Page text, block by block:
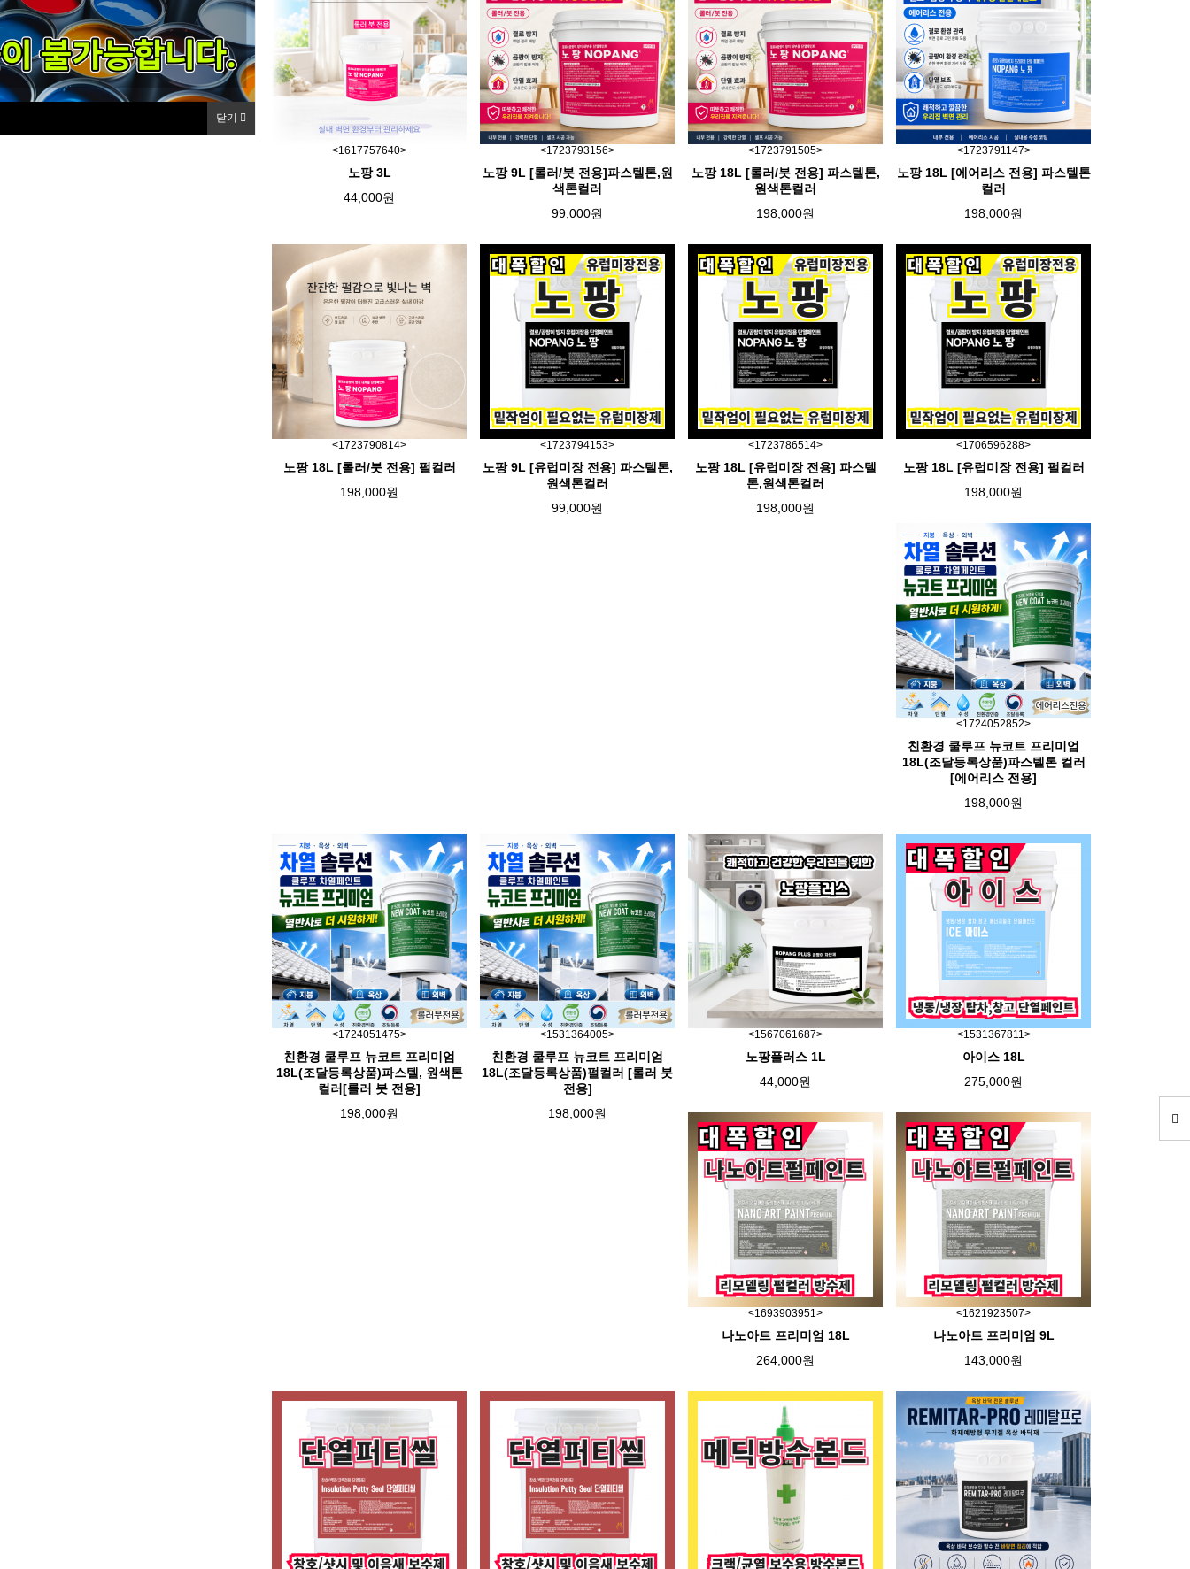
닫기
<1617757640>
노팡 3L
44,000원
<1723793156>
노팡 9L [롤러/붓 전용]파스텔톤,원
색톤컬러
99,000원
<1723791505>
노팡 18L [롤러/붓 전용] 파스텔톤,
원색톤컬러
198,000원
<1723791147>
노팡 18L [에어리스 전용] 파스텔톤
컬러
198,000원
<1723790814>
노팡 18L [롤러/붓 전용] 펄컬러
198,000원
<1723794153>
노팡 9L [유럽미장 전용] 파스텔톤,
원색톤컬러
99,000원
<1723786514>
노팡 18L [유럽미장 전용] 파스텔
톤,원색톤컬러
198,000원
<1706596288>
노팡 18L [유럽미장 전용] 펄컬러
198,000원
<1724052852>
친환경 쿨루프 뉴코트 프리미엄
18L(조달등록상품)파스텔톤 컬러
[에어리스 전용]
198,000원
<1724051475>
친환경 쿨루프 뉴코트 프리미엄
18L(조달등록상품)파스텔, 원색톤
컬러[롤러 붓 전용]
198,000원
<1531364005>
친환경 쿨루프 뉴코트 프리미엄
18L(조달등록상품)펄컬러 [롤러 붓
전용]
198,000원
<1567061687>
노팡플러스 1L
44,000원
<1531367811>
아이스 18L
275,000원
<1693903951>
나노아트 프리미엄 18L
264,000원
<1621923507>
나노아트 프리미엄 9L
143,000원